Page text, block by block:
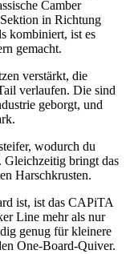
Camber
in Richtung
kombiniert, ist es
gemacht.
verstärkt, die
verlaufen. Die sind
geborgt, und
wodurch du
Gleichzeitig bringt das
Harschkrusten.
ist, ist das CAPiTA
Line mehr als nur
genug für kleinere
One-Board-Quiver.